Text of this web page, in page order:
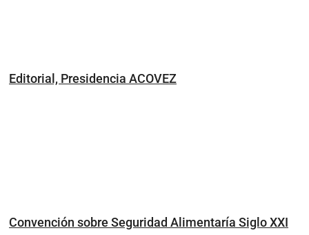
Editorial, Presidencia ACOVEZ
Convención sobre Seguridad Alimentaría Siglo XXI